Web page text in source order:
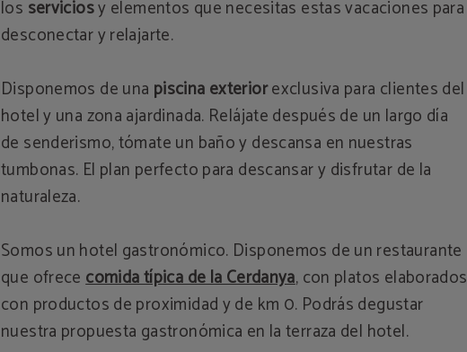
los serviciosy elementos que necesitas estas vacaciones para
desconectar y relajarte.
Disponemos de una piscina exteriorexclusiva para clientes del
hotel y una zona ajardinada. Relájate después de un largo día
de senderismo, tómate un baño y descansa en nuestras
tumbonas. El plan perfecto para descansar y disfrutar de la
naturaleza.
Somos un hotel gastronómico. Disponemos de un restaurante
que ofrececomida típica de la Cerdanya, con platos elaborados
con productos de proximidad y de km 0. Podrás degustar
nuestra propuesta gastronómica en la terraza del hotel.